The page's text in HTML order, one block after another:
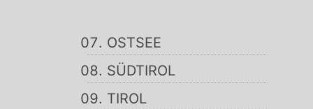
OSTSEE
SÜDTIROL
TIROL